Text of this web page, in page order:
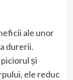
ale unor
durerii.
și
ele reduc